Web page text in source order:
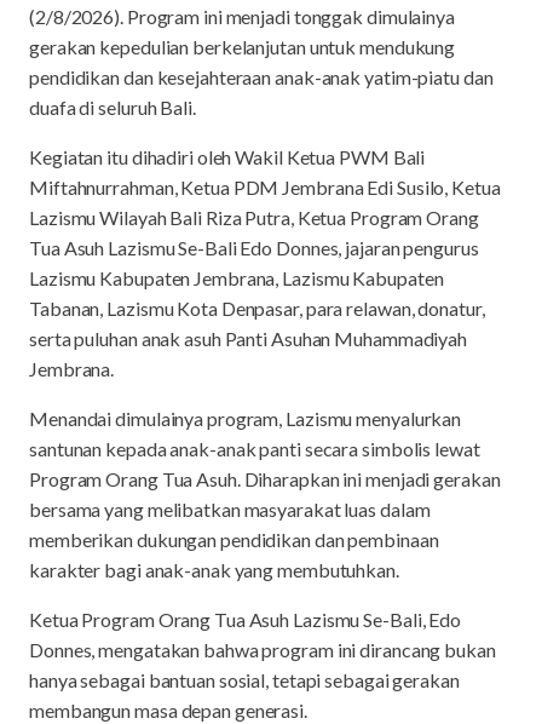
(2/8/2026). Program ini menjadi tonggak dimulainya
gerakan kepedulian berkelanjutan untuk mendukung
pendidikan dan kesejahteraan anak-anak yatim-piatu dan
duafa di seluruh Bali.
Kegiatan itu dihadiri oleh Wakil Ketua PWM Bali
Miftahnurrahman, Ketua PDM Jembrana Edi Susilo, Ketua
Lazismu Wilayah Bali Riza Putra, Ketua Program Orang
Tua Asuh Lazismu Se-Bali Edo Donnes, jajaran pengurus
Lazismu Kabupaten Jembrana, Lazismu Kabupaten
Tabanan, Lazismu Kota Denpasar, para relawan, donatur,
serta puluhan anak asuh Panti Asuhan Muhammadiyah
Jembrana.
Menandai dimulainya program, Lazismu menyalurkan
santunan kepada anak-anak panti secara simbolis lewat
Program Orang Tua Asuh. Diharapkan ini menjadi gerakan
bersama yang melibatkan masyarakat luas dalam
memberikan dukungan pendidikan dan pembinaan
karakter bagi anak-anak yang membutuhkan.
Ketua Program Orang Tua Asuh Lazismu Se-Bali, Edo
Donnes, mengatakan bahwa program ini dirancang bukan
hanya sebagai bantuan sosial, tetapi sebagai gerakan
membangun masa depan generasi.